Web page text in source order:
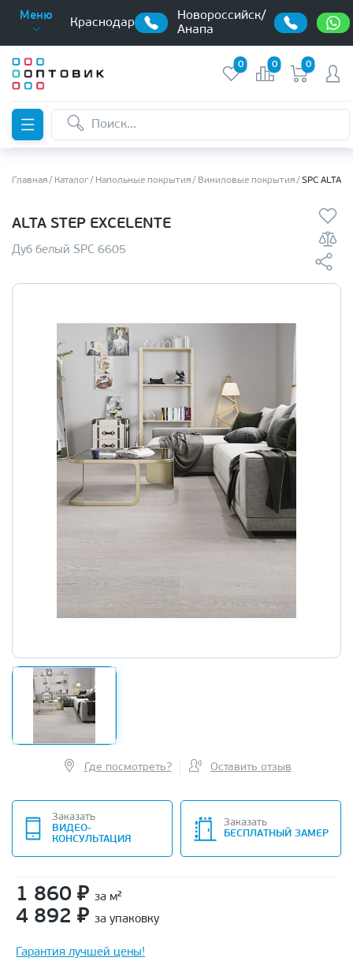
Меню
Краснодар
Новороссийск/
Анапа
0 0 0
Главная Каталог Напольные покрытия Виниловые покрытия SPC ALTA
ALTA STEP EXCELENTE
Дуб белый SPC 6605
Где посмотреть? Оставить отзыв
Заказать
ВИДЕО-
КОНСУЛЬТАЦИЯ
Заказать
БЕСПЛАТНЫЙ ЗАМЕР
1 860 ₽ за м²
4 892 ₽ за упаковку
Гарантия лучшей цены!